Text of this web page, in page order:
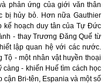
phản ứng của giới văn thân
bị hủy bỏ. Hơn nữa Gauthier
kế hoạch duy tân của Tự Đức
- thay Trương Đăng Quế từ
lập quan hệ với các nước.
- một nhân vật huyền thoại
- khiến Huế tìm cách học
Bri-tên, Espania và một số